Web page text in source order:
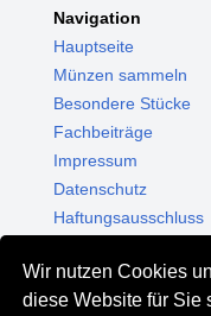
Wir nutzen Cookies
diese Website für Sie
Navigation
Hauptseite
Münzen sammeln
Besondere Stücke
Fachbeiträge
Impressum
Datenschutz
Haftungsausschluss
Shop - Online kaufen
Münzgalerie